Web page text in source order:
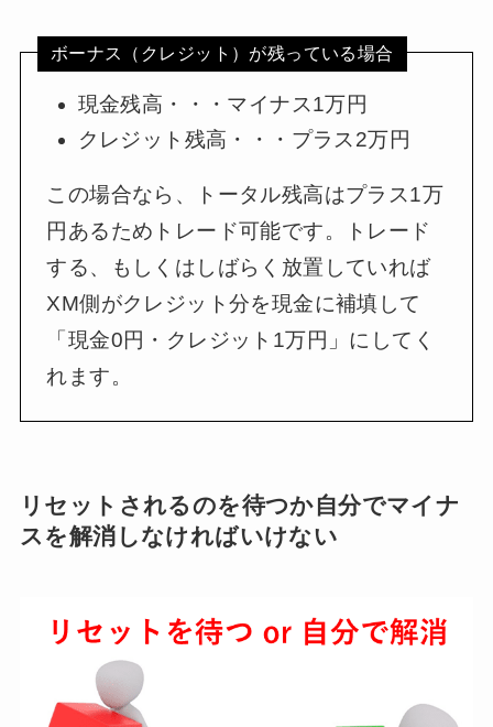
ボーナス（クレジット）が残っている場合
現金残高・・・マイナス1万円
クレジット残高・・・プラス2万円
この場合なら、トータル残高はプラス1万
円あるためトレード可能です。トレード
する、もしくはしばらく放置していれば
XM側がクレジット分を現金に補填して
「現金0円・クレジット1万円」にしてく
れます。
リセットされるのを待つか自分でマイナ
スを解消しなければいけない